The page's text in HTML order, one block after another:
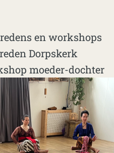
en workshops
Dorpskerk
moeder-dochter